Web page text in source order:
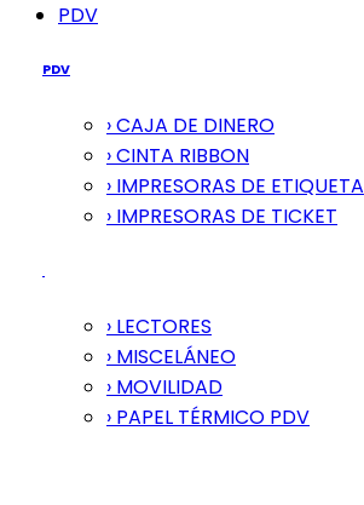
PDV
PDV
› CAJA DE DINERO
› CINTA RIBBON
› IMPRESORAS DE ETIQUETA
› IMPRESORAS DE TICKET
› LECTORES
› MISCELÁNEO
› MOVILIDAD
› PAPEL TÉRMICO PDV